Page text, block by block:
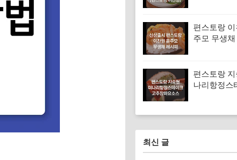
편스토랑
주모 무생
편스토랑
나리항정스
최신 글